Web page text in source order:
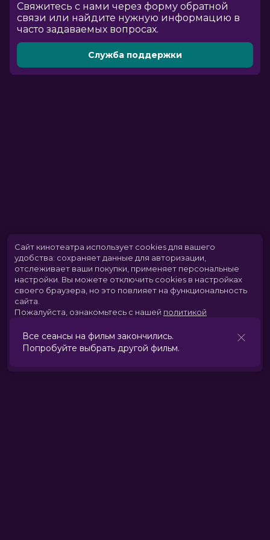
Cвяжитесь с нами через форму обратной
связи или найдите нужную информацию в
часто задаваемых вопросах.
Служба поддержки
Все сеансы на фильм закончились.
Попробуйте выбрать другой фильм.
Сайт кинотеатра использует cookies для вашего
удобства: сохраняет данные для авторизации,
отслеживает ваши покупки, применяет персональные
настройки. Вы можете отключить cookies в настройках
своего браузера, но это повлияет на функциональность
сайта.
Пожалуйста, ознакомьтесь с нашей политикой
Принять